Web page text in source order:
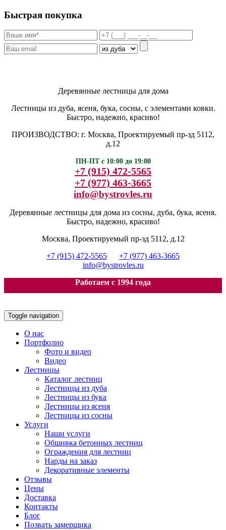
Быстрая покупка
Деревянные лестницы для дома
Лестницы из дуба, ясеня, бука, сосны, с элементами ковки.
Быстро, надежно, красиво!
ПРОИЗВОДСТВО: г. Москва, Проектируемый пр-зд 5112,
д.12
ПН-ПТ с 10:00 до 19:00
+7 (915) 472-5565
+7 (977) 463-3665
info@bystrovles.ru
Деревянные лестницы для дома из сосны, дуба, бука, ясеня.
Быстро, надежно, красиво!
Москва, Проектируемый пр-зд 5112, д.12
+7 (915) 472-5565
+7 (977) 463-3665
info@bystrovles.ru
Работаем с 1994 года
Toggle navigation
О нас
Портфолио
Фото и видео
Видео
Лестницы
Каталог лестниц
Лестницы из дуба
Лестницы из бука
Лестницы из ясеня
Лестницы из сосны
Услуги
Наши услуги
Обшивка бетонных лестниц
Ограждения для лестниц
Нарды на заказ
Декоративные элементы
Отзывы
Цены
Доставка
Контакты
Блог
Позвать замерщика